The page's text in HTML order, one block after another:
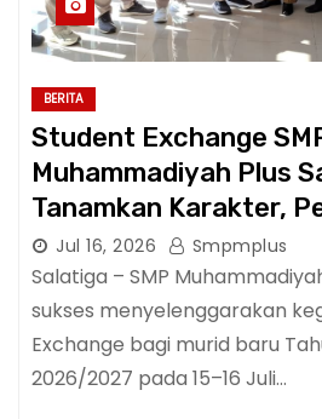
BERITA
Student Exchange
Muhammadiyah Plus
Tanamkan Karakter,
Wawasan, dan
Berprestasi
Jul 16, 2026 Smpmplus
Salatiga – SMP
sukses menyelenggarakan
Exchange bagi murid baru
2026/2027 pada 15–16 Juli…